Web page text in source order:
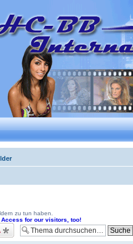
zu tun haben.
for our visitors, too!